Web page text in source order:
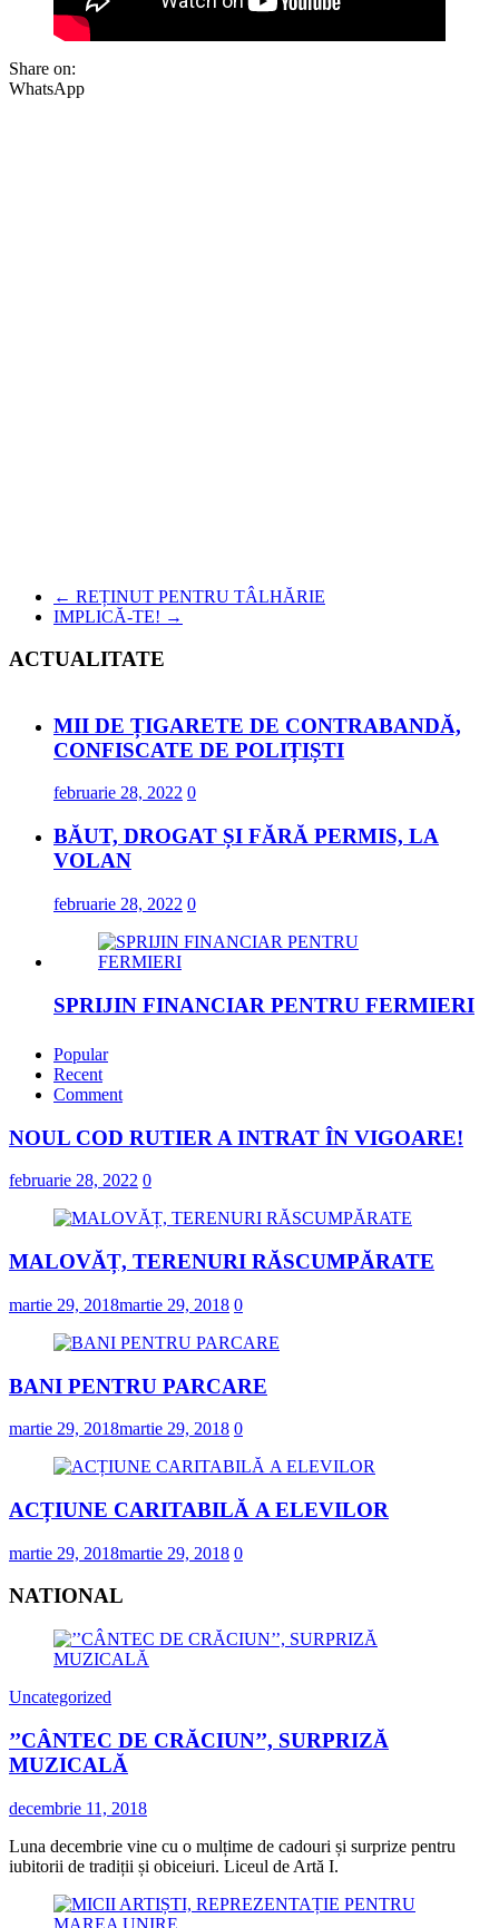
Share on:
WhatsApp
← REȚINUT PENTRU TÂLHĂRIE
IMPLICĂ-TE! →
ACTUALITATE
MII DE ȚIGARETE DE CONTRABANDĂ,
CONFISCATE DE POLIȚIȘTI
februarie 28, 2022 0
BĂUT, DROGAT ȘI FĂRĂ PERMIS, LA
VOLAN
februarie 28, 2022 0
SPRIJIN FINANCIAR PENTRU FERMIERI
februarie 23, 2022
„DRAGOSTE ÎN FĂURAR”
februarie 23, 2022
NOUL COD RUTIER A INTRAT ÎN
Popular
Recent
Comment
NOUL COD RUTIER A INTRAT ÎN VIGOARE!
februarie 28, 2022 0
MALOVĂȚ, TERENURI RĂSCUMPĂRATE
martie 29, 2018martie 29, 2018 0
BANI PENTRU PARCARE
martie 29, 2018martie 29, 2018 0
ACȚIUNE CARITABILĂ A ELEVILOR
martie 29, 2018martie 29, 2018 0
NATIONAL
Uncategorized
’’CÂNTEC DE CRĂCIUN’’, SURPRIZĂ
MUZICALĂ
decembrie 11, 2018
Luna decembrie vine cu o mulțime de cadouri și surprize pentru
iubitorii de tradiții și obiceiuri. Liceul de Artă I.